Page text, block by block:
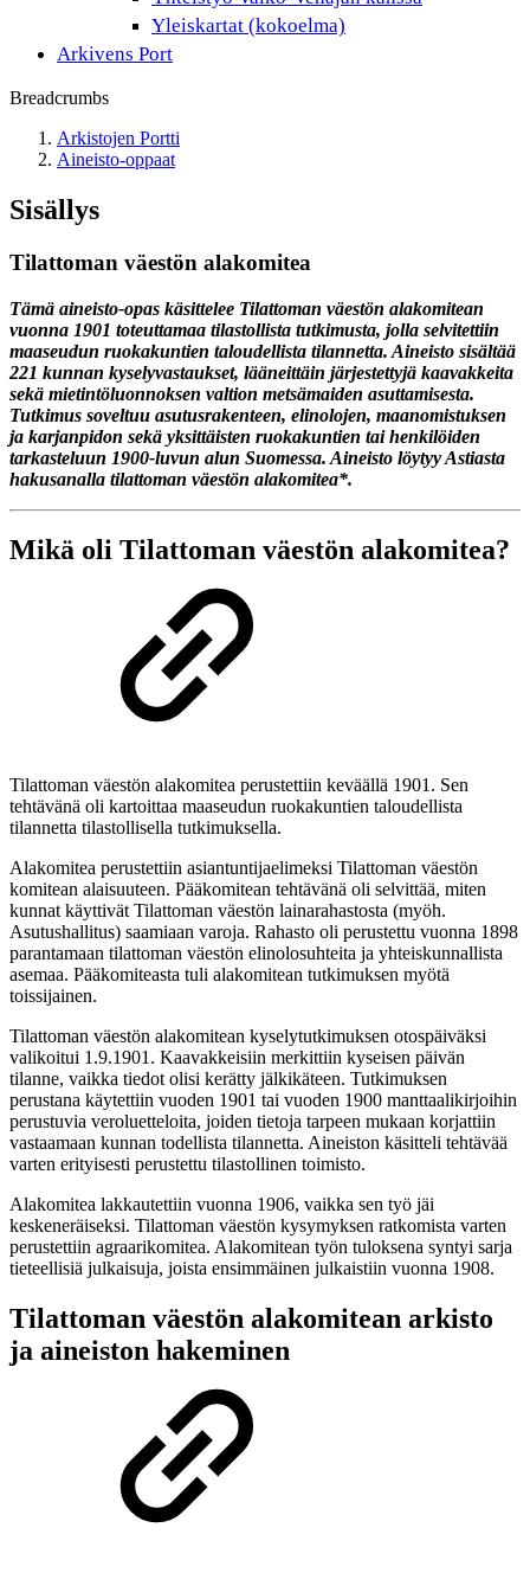
Yleiskartat (kokoelma)
Arkivens Port
Breadcrumbs
Arkistojen Portti
Aineisto-oppaat
Sisällys
Tilattoman väestön alakomitea
Tämä aineisto-opas käsittelee Tilattoman väestön alakomitean
vuonna 1901 toteuttamaa tilastollista tutkimusta, jolla selvitettiin
maaseudun ruokakuntien taloudellista tilannetta. Aineisto sisältää
221 kunnan kyselyvastaukset, lääneittäin järjestettyjä kaavakkeita
sekä mietintöluonnoksen valtion metsämaiden asuttamisesta.
Tutkimus soveltuu asutusrakenteen, elinolojen, maanomistuksen
ja karjanpidon sekä yksittäisten ruokakuntien tai henkilöiden
tarkasteluun 1900-luvun alun Suomessa. Aineisto löytyy Astiasta
hakusanalla tilattoman väestön alakomitea*.
Mikä oli Tilattoman väestön alakomitea?
Tilattoman väestön alakomitea perustettiin keväällä 1901. Sen
tehtävänä oli kartoittaa maaseudun ruokakuntien taloudellista
tilannetta tilastollisella tutkimuksella.
Alakomitea perustettiin asiantuntijaelimeksi Tilattoman väestön
komitean alaisuuteen. Pääkomitean tehtävänä oli selvittää, miten
kunnat käyttivät Tilattoman väestön lainarahastosta (myöh.
Asutushallitus) saamiaan varoja. Rahasto oli perustettu vuonna 1898
parantamaan tilattoman väestön elinolosuhteita ja yhteiskunnallista
asemaa. Pääkomiteasta tuli alakomitean tutkimuksen myötä
toissijainen.
Tilattoman väestön alakomitean kyselytutkimuksen otospäiväksi
valikoitui 1.9.1901. Kaavakkeisiin merkittiin kyseisen päivän
tilanne, vaikka tiedot olisi kerätty jälkikäteen. Tutkimuksen
perustana käytettiin vuoden 1901 tai vuoden 1900 manttaalikirjoihin
perustuvia veroluetteloita, joiden tietoja tarpeen mukaan korjattiin
vastaamaan kunnan todellista tilannetta. Aineiston käsitteli tehtävää
varten erityisesti perustettu tilastollinen toimisto.
Alakomitea lakkautettiin vuonna 1906, vaikka sen työ jäi
keskeneräiseksi. Tilattoman väestön kysymyksen ratkomista varten
perustettiin agraarikomitea. Alakomitean työn tuloksena syntyi sarja
tieteellisiä julkaisuja, joista ensimmäinen julkaistiin vuonna 1908.
Tilattoman väestön alakomitean arkisto
ja aineiston hakeminen